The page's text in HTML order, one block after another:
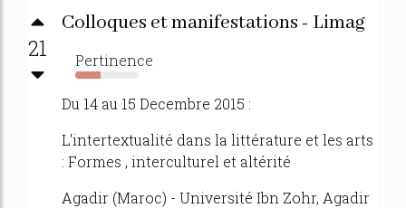
21
Colloques et manifestations - Limag
Pertinence
40%
Du 14 au 15 Decembre 2015 :
L'intertextualité dans la littérature et les arts
: Formes , interculturel et altérité
Agadir (Maroc) - Université Ibn Zohr, Agadir